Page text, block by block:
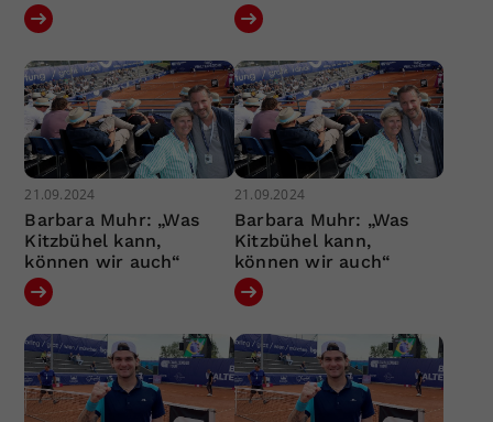
21.09.2024
Barbara Muhr: „Was
Kitzbühel kann,
können wir auch“
21.09.2024
Barbara Muhr: „Was
Kitzbühel kann,
können wir auch“